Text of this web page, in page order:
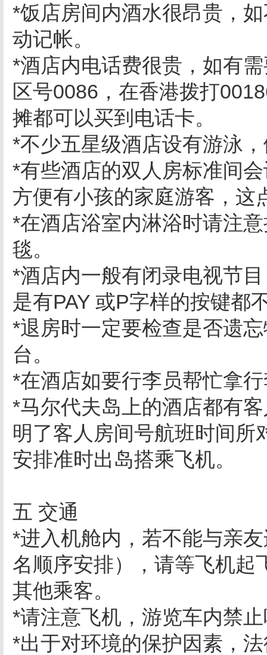
*饭店房间内酒水很昂贵，
动记帐。
*酒店内电话费很贵，如有
区号0086，在香港拨打
摊都可以买到电话卡。
*不少五星级酒店设有游泳
*有些酒店的双人房标准间
方便有小孩的家庭游客，
*在酒店浴室内淋浴时请注
毯。
*酒店内一般有闭录电视节
是有PAY 或P字样的按键都
*退房时一定要检查是否遗
台。
*在酒店如要行李员帮忙拿
*马尔代夫岛上的酒店都有
明了客人房间号航班时间所
安排准时出岛搭乘飞机。
五 交通
*进入机舱内，若不能与亲
名顺序安排），请等飞机起
其他乘客。
*请注意飞机，游览车内禁
*出于对环境的保护因素，